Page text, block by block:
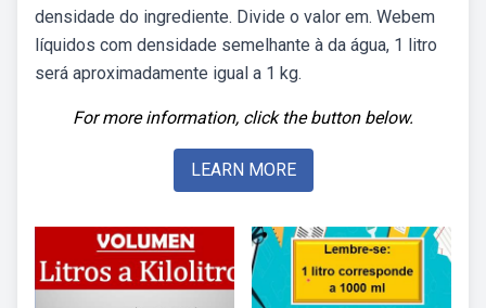
densidade do ingrediente. Divide o valor em. Webem
líquidos com densidade semelhante à da água, 1 litro
será aproximadamente igual a 1 kg.
For more information, click the button below.
LEARN MORE